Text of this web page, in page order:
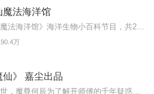
魔法海洋馆
万
仙》 嘉尘出品